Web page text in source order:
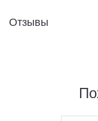
Отзывы